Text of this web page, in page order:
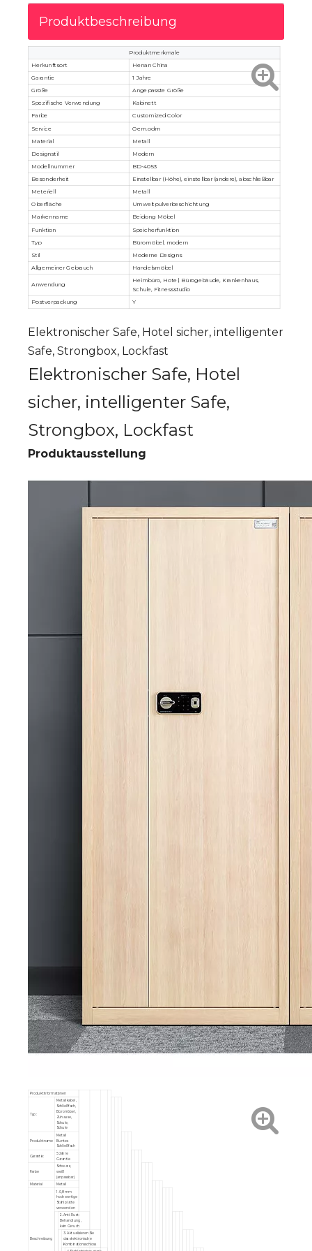
Produktbeschreibung
Produktmerkmale
Herkunftsort
Henan China
Garantie
1 Jahre
Größe
Angepasste Größe
Spezifische Verwendung
Kabinett
Farbe
Customized Color
Service
Oem.odm
Material
Metall
Designstil
Modern
Modellnummer
BD-4053
Besonderheit
Einstellbar (Höhe), einstellbar (andere), abschließbar
Meteriell
Metall
Oberfläche
Umweltpulverbeschichtung
Markenname
Beidong Möbel
Funktion
Speicherfunktion
Typ
Büromöbel, modern
Stil
Moderne Designs
Allgemeiner Gebrauch
Handelsmöbel
Anwendung
Heimbüro, Hotel, Bürogebäude, Krankenhaus,
Schule, Fitnessstudio
Postverpackung Y
Elektronischer Safe, Hotel sicher, intelligenter
Safe, Strongbox, Lockfast
Elektronischer Safe, Hotel
sicher, intelligenter Safe,
Strongbox, Lockfast
Produktausstellung
Produktinformationen
Typ:
Metallkabel,
Schließfach,
Büromöbel,
Zuhause,
Schule,
Schule
Produktname
Metall
Buntes
Schließfach
Garantie:
5 Jahre
Garantie
Farbe
Schwarz,
weiß
(anpassbar)
Material
Metall
Beschreibung
1. 0,8 mm
hochwertige
Stahlplatte
verwenden
2. Anti-Rust-
Behandlung,
kein Geruch
3.. Aktualisieren Sie
das elektronische
Kombinationsschloss